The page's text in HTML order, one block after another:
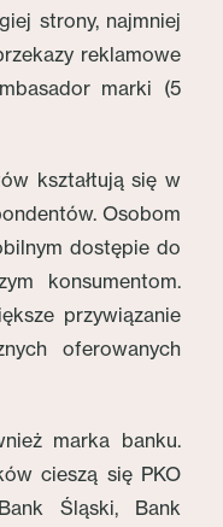
strony, najmniej
reklamowe
marki (5
kształtują się w
Osobom
dostępie do
konsumentom.
przywiązanie
oferowanych
marka banku.
cieszą się PKO
Śląski, Bank